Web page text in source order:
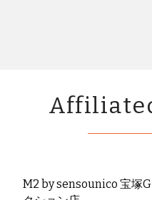
M2 by sensounico 宝塚